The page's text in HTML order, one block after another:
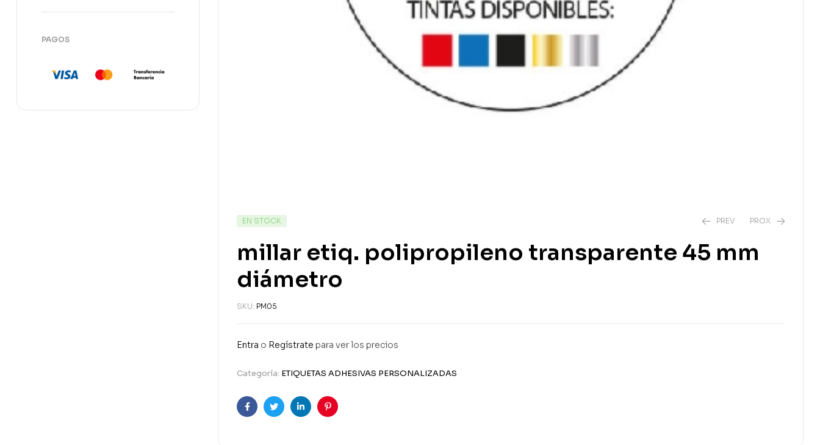
EN STOCK PREV PROX
millar etiq. polipropileno transparente 45 mm
diámetro
SKU: PM05
Entra o Regístrate para ver los precios
Categoría: ETIQUETAS ADHESIVAS PERSONALIZADAS
FacebookTwitterLinkedinPinterest
PAGOS